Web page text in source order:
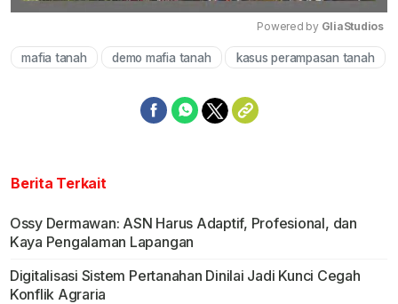
Mute
Powered by GliaStudios
mafia tanah demo mafia tanah kasus perampasan tanah
Berita Terkait
Ossy Dermawan: ASN Harus Adaptif, Profesional, dan
Kaya Pengalaman Lapangan
Digitalisasi Sistem Pertanahan Dinilai Jadi Kunci Cegah
Konflik Agraria